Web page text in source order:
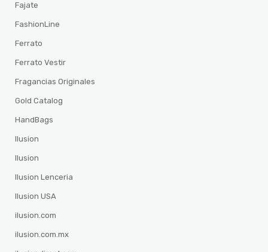
Fajate
FashionLine
Ferrato
Ferrato Vestir
Fragancias Originales
Gold Catalog
HandBags
Ilusion
Ilusion
Ilusion Lenceria
Ilusion USA
ilusion.com
ilusion.com.mx